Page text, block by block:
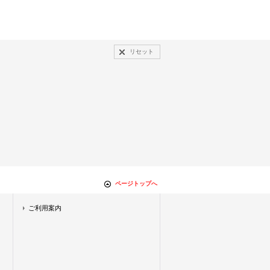
リセット
ページトップへ
ご利用案内